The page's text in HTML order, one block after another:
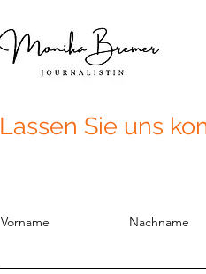
Lassen Sie uns
Vorname Nachname